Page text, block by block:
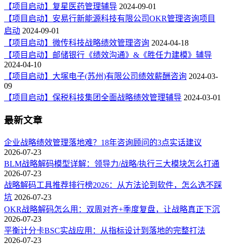
【项目启动】复星医药管理辅导 2024-09-01
【项目启动】安易行新能源科技有限公司OKR管理咨询项目
启动 2024-09-01
【项目启动】微传科技战略绩效管理咨询 2024-04-18
【项目启动】邮储银行《绩效沟通》&《胜任力建模》辅导
2024-04-10
【项目启动】大塚电子(苏州)有限公司绩效薪酬咨询 2024-03-
09
【项目启动】保税科技集团全面战略绩效管理辅导 2024-03-01
最新文章
企业战略绩效管理落地难？18年咨询顾问的3点实话建议
2026-07-23
BLM战略解码模型详解：领导力/战略/执行三大模块怎么打通
2026-07-23
战略解码工具推荐排行榜2026：从方法论到软件，怎么选不踩
坑 2026-07-23
OKR战略解码怎么用：双周对齐+季度复盘，让战略真正下沉
2026-07-23
平衡计分卡BSC实战应用：从指标设计到落地的完整打法
2026-07-23